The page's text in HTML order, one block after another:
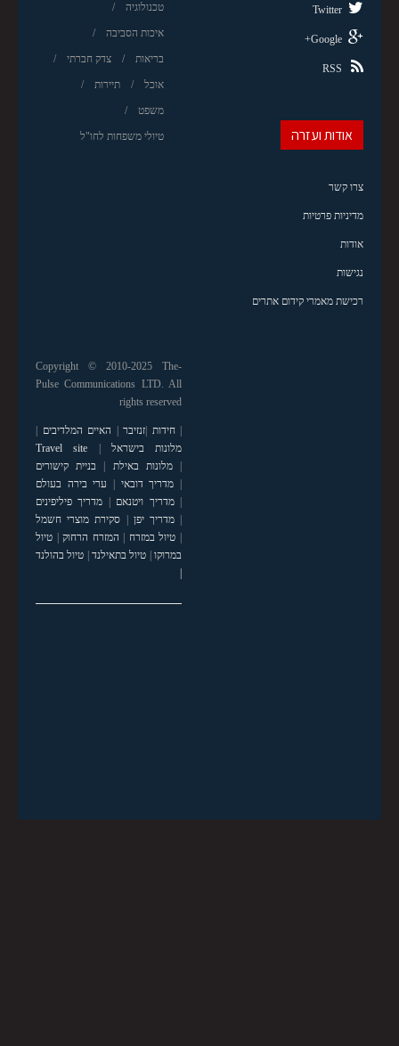
טכנולוגיה
איכות הסביבה
בריאות צדק חברתי
אוכל תיירות
משפט
טיולי משפחות לחו"ל
Twitter
Google+
RSS
אודות ועזרה
צרו קשר
מדיניות פרטיות
אודות
נגישות
רכישת מאמרי קידום אתרים
Copyright © 2010-2025 The-
Pulse Communications LTD. All
rights reserved
|חידות זנזיבר האיים המלדיבים
מלונות בישראל
Travel site
|מלונות באילת
בניית קישורים
מדריך דובאי
ערי בירה בעולם
|מדריך ויטנאם
מדריך פיליפינים
|מדריך יפן
סקירת מוצרי חשמל
טיול במזרח המזרח הרחוק| טיול
במרוקו| טיול בתאילנד| טיול בהולנד